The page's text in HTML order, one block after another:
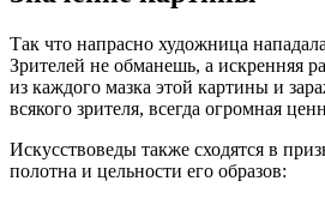
Так что напрасно художница
Зрителей не обманешь, а искренняя
из каждого мазка этой картины и
всякого зрителя, всегда огромная
Искусствоведы также сходятся в
полотна и цельности его образов: